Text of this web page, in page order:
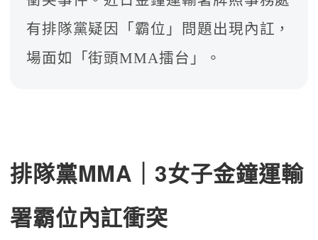
有排隊黨疑因「霸位」問題出現內訌，
場面如「街頭MMA擂台」。
排隊黨MMA｜3女子金鐘運輸
署霸位內訌衝突